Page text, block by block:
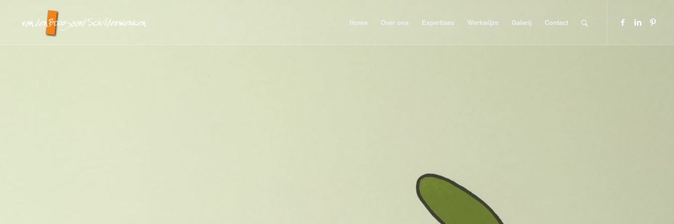
Home Over ons Expertises Werkwijze Galerij Contact